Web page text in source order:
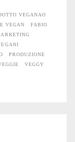
VEGANAO
VEGAN
FABIO
PRODUZIONE
VEGGY